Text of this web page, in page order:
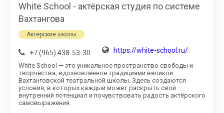
White School - актёрская студия по системе
Вахтангова
Актерские школы
+7 (965) 438-53-30 https://white-school.ru/
White School — это уникальное пространство свободы и
творчества, вдохновлённое традициями великой
Вахтанговской театральной школы. Здесь создаются
условия, в которых каждый может раскрыть свой
внутренний потенциал и почувствовать радость актёрского
самовыражения.